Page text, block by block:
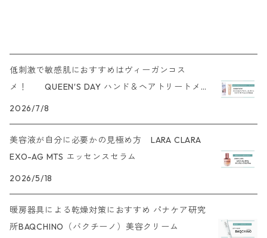
低刺激で敏感肌におすすめはヴィーガンコス
メ！ QUEEN′S DAY ハンド＆ヘアトリートメ
ント
2026/7/8
美容液が自分に必要かの見極め方 LARA CLARA
EXO-AG MTS エッセンスセラム
2026/5/18
暖房器具による乾燥対策におすすめ パナケア研究
所BAQCHINO（バクチーノ）美容クリーム